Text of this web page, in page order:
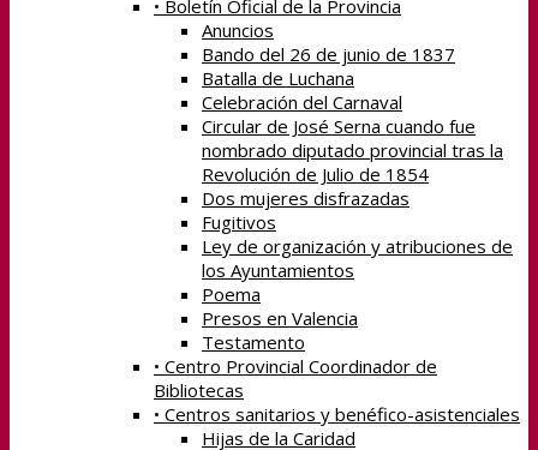
• Boletín Oficial de la Provincia
Anuncios
Bando del 26 de junio de 1837
Batalla de Luchana
Celebración del Carnaval
Circular de José Serna cuando fue
nombrado diputado provincial tras la
Revolución de Julio de 1854
Dos mujeres disfrazadas
Fugitivos
Ley de organización y atribuciones de
los Ayuntamientos
Poema
Presos en Valencia
Testamento
• Centro Provincial Coordinador de
Bibliotecas
• Centros sanitarios y benéfico-asistenciales
Hijas de la Caridad